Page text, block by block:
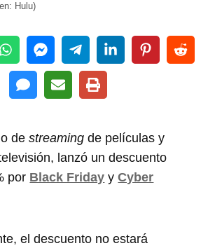
Hulu)
destreaming de películas y
lanzó un descuento
por Black Friday yCyber
el descuento no estará